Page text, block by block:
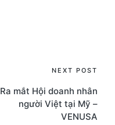
NEXT POST
Ra mắt Hội doanh nhân
người Việt tại Mỹ –
VENUSA